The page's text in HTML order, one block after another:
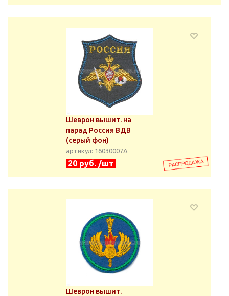
Шеврон вышит. на
парад Россия ВДВ
(серый фон)
артикул: 16030007А
20 руб. /шт
Шеврон вышит.